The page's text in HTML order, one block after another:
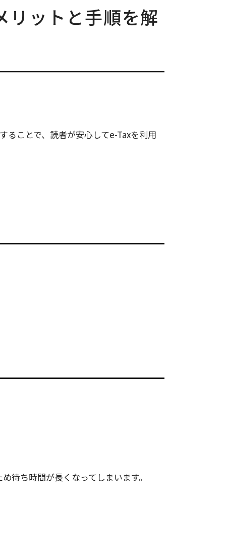
リットと手順を解
ることで、読者が安心してe-Taxを利用
待ち時間が長くなってしまいます。